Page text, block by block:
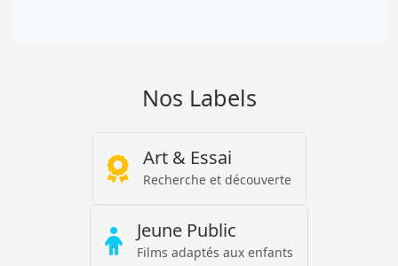
Nos Labels
Art & Essai
Recherche et découverte
Jeune Public
Films adaptés aux enfants